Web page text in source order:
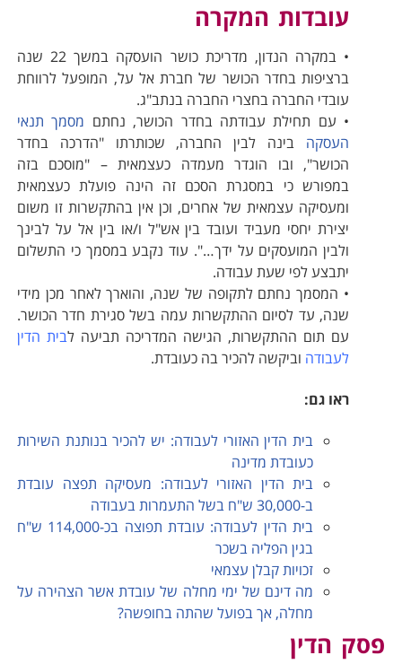
עובדות המקרה
• במקרה הנדון, מדריכת כושר הועסקה במשך 22 שנה
ברציפות בחדר הכושר של חברת אל על, המופעל לרווחת
עובדי החברה בחצרי החברה בנתב"ג.
• עם תחילת עבודתה בחדר הכושר, נחתם מסמך תנאי
העסקה בינה לבין החברה, שכותרתו "הדרכה בחדר
הכושר", ובו הוגדר מעמדה כעצמאית – "מוסכם בזה
במפורש כי במסגרת הסכם זה הינה פועלת כעצמאית
ומעסיקה עצמאית של אחרים, וכן אין בהתקשרות זו משום
יצירת יחסי מעביד ועובד בין אש"ל ו/או בין אל על לבינך
ולבין המועסקים על ידך…". עוד נקבע במסמך כי התשלום
יתבצע לפי שעת עבודה.
• המסמך נחתם לתקופה של שנה, והוארך לאחר מכן מידי
שנה, עד לסיום ההתקשרות עמה בשל סגירת חדר הכושר.
עם תום ההתקשרות, הגישה המדריכה תביעה לבית הדין
לעבודה וביקשה להכיר בה כעובדת.
ראו גם:
בית הדין האזורי לעבודה: יש להכיר בנותנת השירות
כעובדת מדינה
בית הדין האזורי לעבודה: מעסיקה תפצה עובדת
ב-30,000 ש"ח בשל התעמרות בעבודה
בית הדין לעבודה: עובדת תפוצה בכ-114,000 ש"ח
בגין הפליה בשכר
זכויות קבלן עצמאי
מה דינם של ימי מחלה של עובדת אשר הצהירה על
מחלה, אך בפועל שהתה בחופשה?
פסק הדין